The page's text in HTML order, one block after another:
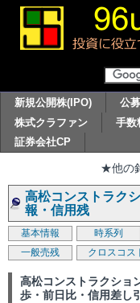
新規公開株(IPO) 公
株式クラファン
手数
証券会社CP
★他の
高松コンストラク
報・信用残
基本情報 時系列
一般売残
クロスコス
高松コンストラクショ
歩・前日比・信用差し